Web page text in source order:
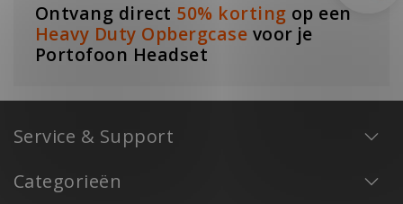
Ontvang direct 50% korting op een
Heavy Duty Opbergcase voor je
Portofoon Headset
Service & Support
Categorieën